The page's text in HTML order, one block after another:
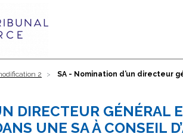
2 SA - Nomination d’un directeur
DIRECTEUR GÉNÉRAL
UNE SA À CONSEIL